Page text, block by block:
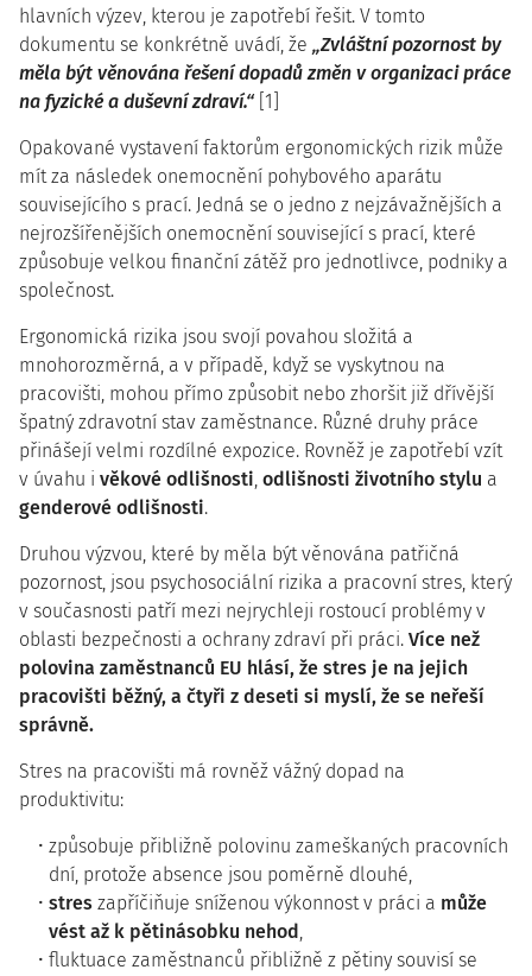
hlavních výzev, kterou je zapotřebí řešit. V tomto
dokumentu se konkrétně uvádí, že „Zvláštní pozornost by
měla být věnována řešení dopadů změn v organizaci práce
na fyzické a duševní zdraví.“ [1]
Opakované vystavení faktorům ergonomických rizik může
mít za následek onemocnění pohybového aparátu
souvisejícího s prací. Jedná se o jedno z nejzávažnějších a
nejrozšířenějších onemocnění související s prací, které
způsobuje velkou finanční zátěž pro jednotlivce, podniky a
společnost.
Ergonomická rizika jsou svojí povahou složitá a
mnohorozměrná, a v případě, když se vyskytnou na
pracovišti, mohou přímo způsobit nebo zhoršit již dřívější
špatný zdravotní stav zaměstnance. Různé druhy práce
přinášejí velmi rozdílné expozice. Rovněž je zapotřebí vzít
v úvahu i věkové odlišnosti, odlišnosti životního stylu a
genderové odlišnosti.
Druhou výzvou, které by měla být věnována patřičná
pozornost, jsou psychosociální rizika a pracovní stres, který
v současnosti patří mezi nejrychleji rostoucí problémy v
oblasti bezpečnosti a ochrany zdraví při práci. Více než
polovina zaměstnanců EU hlásí, že stres je na jejich
pracovišti běžný, a čtyři z deseti si myslí, že se neřeší
správně.
Stres na pracovišti má rovněž vážný dopad na
produktivitu:
způsobuje přibližně polovinu zameškaných pracovních
dní, protože absence jsou poměrně dlouhé,
stres zapříčiňuje sníženou výkonnost v práci a může
vést až k pětinásobku nehod,
fluktuace zaměstnanců přibližně z pětiny souvisí se